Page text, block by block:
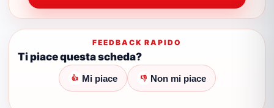
FEEDBACK RAPIDO
Ti piace questa scheda?
👍 Mi piace 👎 Non mi piace